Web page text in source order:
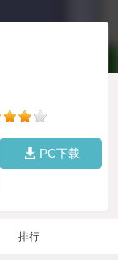
PC下载
排行